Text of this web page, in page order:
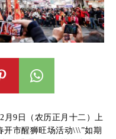
月9日（农历正月十二）上
开市醒狮旺场活动\\\”如期